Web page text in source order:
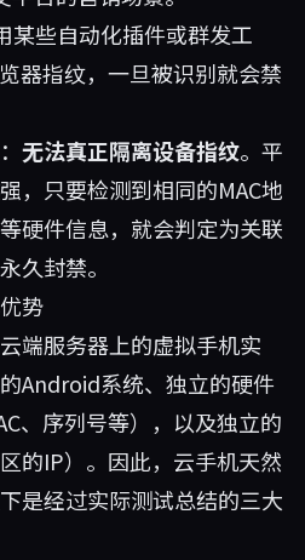
某些自动化插件或群发工
器指纹，一旦被识别就会禁
无法真正隔离设备指纹。平
，只要检测到相同的MAC地
硬件信息，就会判定为关联
久封禁。
势
端服务器上的虚拟手机实
Android系统、独立的硬件
、序列号等），以及独立的
的IP）。因此，云手机天然
是经过实际测试总结的三大